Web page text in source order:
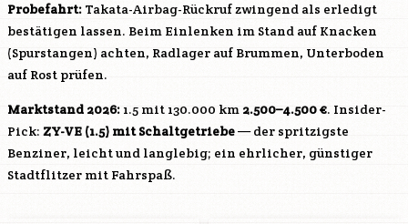
Probefahrt: Takata-Airbag-Rückruf zwingend als erledigt
bestätigen lassen. Beim Einlenken im Stand auf Knacken
(Spurstangen) achten, Radlager auf Brummen, Unterboden
auf Rost prüfen.
Marktstand 2026: 1.5 mit 130.000 km 2.500–4.500 €. Insider-
Pick: ZY-VE (1.5) mit Schaltgetriebe— der spritzigste
Benziner, leicht und langlebig; ein ehrlicher, günstiger
Stadtflitzer mit Fahrspaß.